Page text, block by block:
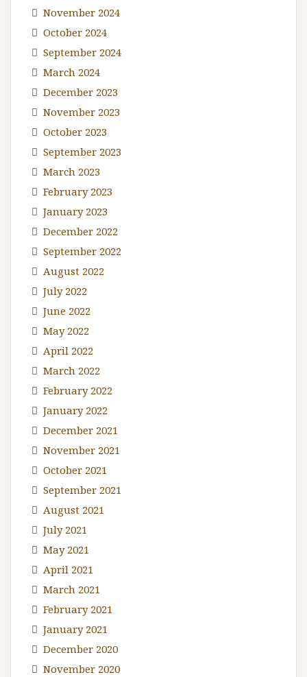
November 2024
October 2024
September 2024
March 2024
December 2023
November 2023
October 2023
September 2023
March 2023
February 2023
January 2023
December 2022
September 2022
August 2022
July 2022
June 2022
May 2022
April 2022
March 2022
February 2022
January 2022
December 2021
November 2021
October 2021
September 2021
August 2021
July 2021
May 2021
April 2021
March 2021
February 2021
January 2021
December 2020
November 2020